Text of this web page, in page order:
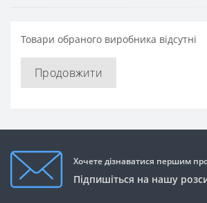
Товари обраного виробника відсутні
Продовжити
Хочете дізнаватися першим про
Підпишіться на нашу